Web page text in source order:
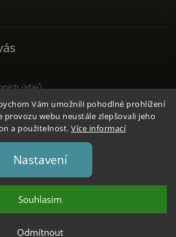
Vám umožnili pohodlné prohlížení
provozu webu neustále zlepšovali jeho
a použitelnost. Více informací
Nastavení
Odmítnout
Souhlasím
údajů
. Všechna práva vyhrazena.
nastavení cookies